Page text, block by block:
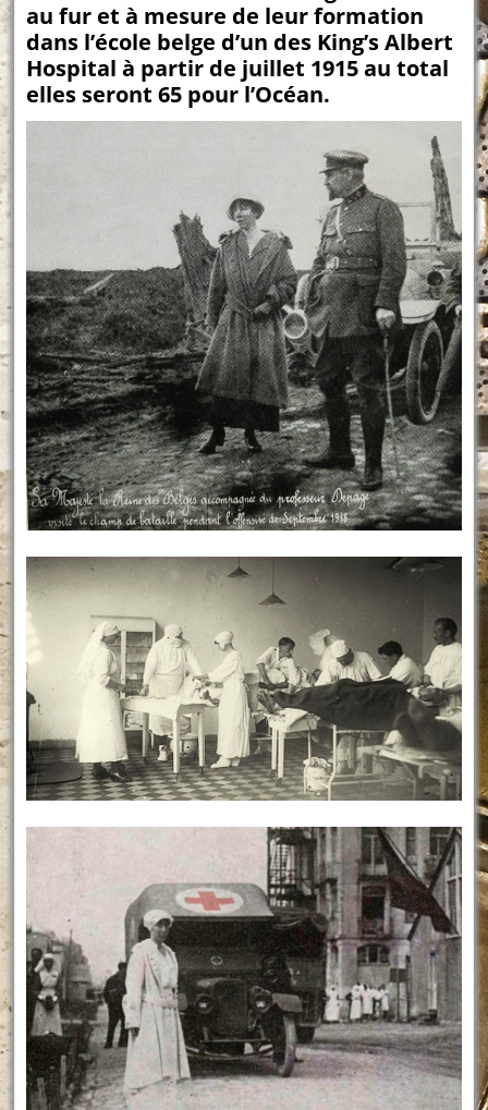
au fur et à mesure de leur formation
dans l’école belge d’un des King’s Albert
Hospital à partir de juillet 1915 au total
elles seront 65 pour l’Océan.